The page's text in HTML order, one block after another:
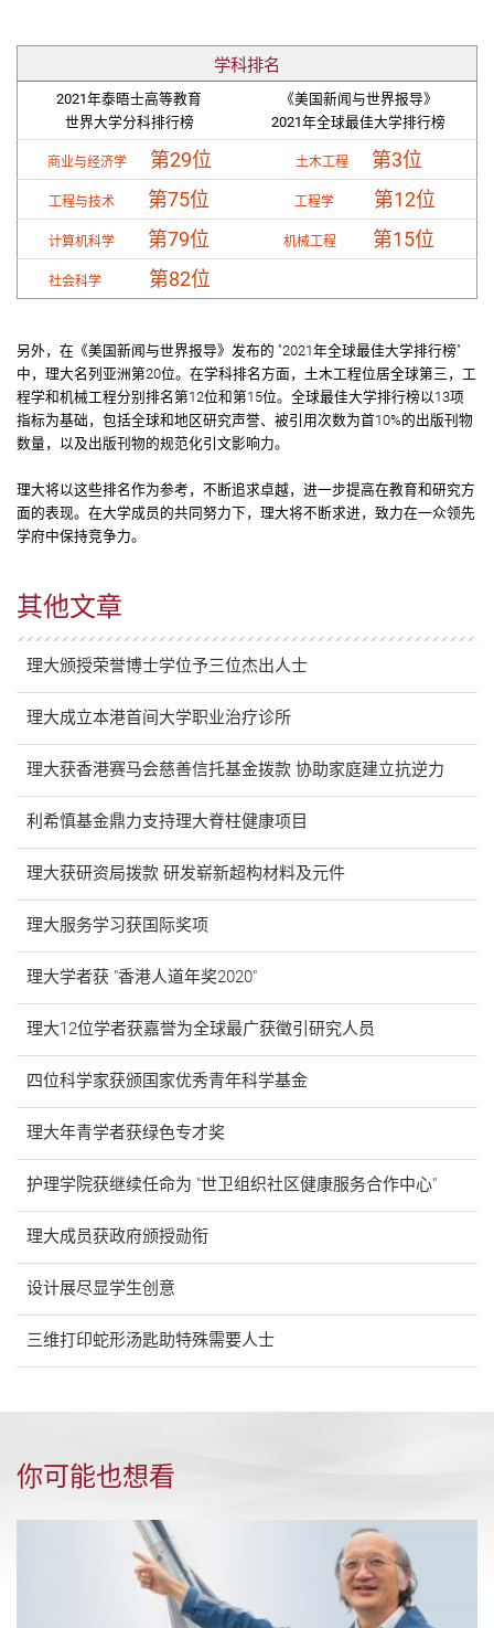
其他文章
理大颁授荣誉博士学位予三位杰出人士
理大成立本港首间大学职业治疗诊所
理大获香港赛马会慈善信托基金拨款 协助家庭建立抗逆力
利希慎基金鼎力支持理大脊柱健康项目
理大获研资局拨款 研发崭新超构材料及元件
理大服务学习获国际奖项
理大学者获 "香港人道年奖2020"
理大12位学者获嘉誉为全球最广获徵引研究人员
四位科学家获颁国家优秀青年科学基金
理大年青学者获绿色专才奖
护理学院获继续任命为 "世卫组织社区健康服务合作中心"
理大成员获政府颁授勋衔
设计展尽显学生创意
三维打印蛇形汤匙助特殊需要人士
学科排名
2021年泰晤士高等教育
世界大学分科排行榜
《美国新闻与世界报导》
2021年全球最佳大学排行榜
商业与经济学 第29位 土木工程 第3位
工程与技术 第75位 工程学 第12位
计算机科学 第79位 机械工程 第15位
社会科学 第82位
另外，在《美国新闻与世界报导》发布的 "2021年全球最佳大学排行榜"
中，理大名列亚洲第20位。在学科排名方面，土木工程位居全球第三，工
程学和机械工程分别排名第12位和第15位。全球最佳大学排行榜以13项
指标为基础，包括全球和地区研究声誉、被引用次数为首10%的出版刊物
数量，以及出版刊物的规范化引文影响力。
理大将以这些排名作为参考，不断追求卓越，进一步提高在教育和研究方
面的表现。在大学成员的共同努力下，理大将不断求进，致力在一众领先
学府中保持竞争力。
你可能也想看